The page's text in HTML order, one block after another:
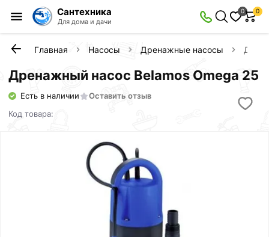
Сантехника
Для дома и дачи
0 0
Главная Насосы Дренажные насосы
Дренажный насос Belamos Omega 25
Есть в наличии
Оставить отзыв
Код товара: